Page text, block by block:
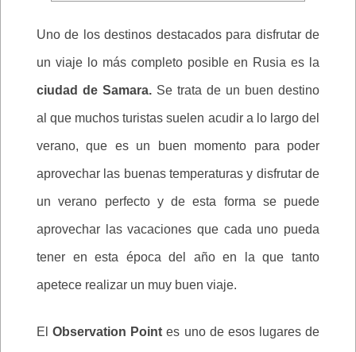
Uno de los destinos destacados para disfrutar de
un viaje lo más completo posible en Rusia es la
ciudad de Samara. Se trata de un buen destino
al que muchos turistas suelen acudir a lo largo del
verano, que es un buen momento para poder
aprovechar las buenas temperaturas y disfrutar de
un verano perfecto y de esta forma se puede
aprovechar las vacaciones que cada uno pueda
tener en esta época del año en la que tanto
apetece realizar un muy buen viaje.
ElObservation Point es uno de esos lugares de